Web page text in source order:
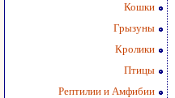
Кошки
Грызуны
Кролики
Птицы
Рептилии и Амфибии